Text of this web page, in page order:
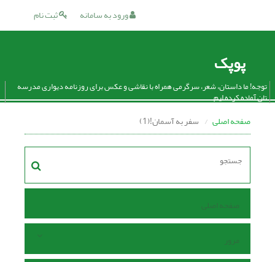
ثبت نام ورود به سامانه
پوپک
توجه! ما داستان، شعر، سرگرمی همراه با نقاشی و عکس برای روزنامه دیواری مدرسه
تان آماده کرده ایم.
صفحه اصلی سفر به آسمان!(1)
صفحه اصلی
مرور